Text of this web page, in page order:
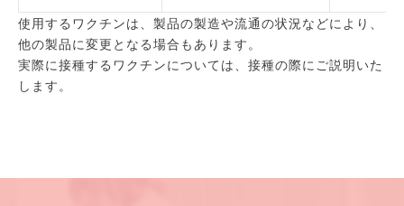
使用するワクチンは、製品の製造や流通の状況などにより、
他の製品に変更となる場合もあります。
実際に接種するワクチンについては、接種の際にご説明いた
します。